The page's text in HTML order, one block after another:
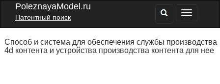
PoleznayaModel.ru
Патентный поиск
Способ и система для обеспечения службы производства
4d контента и устройства производства контента для нее